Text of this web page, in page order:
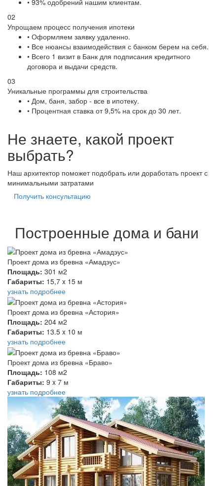
• 93% одобрений нашим клиентам.
02
Упрощаем процесс получения ипотеки
• Оформляем заявку удаленно.
• Все нюансы взаимодействия с банком берем на себя.
• Всего 1 визит в Банк для подписания кредитного
договора и выдачи средств.
03
Уникальные программы для строительства
• Дом, баня, забор - все в ипотеку.
• Процентная ставка от 9,5% на срок до 30 лет.
Не знаете, какой проект
выбрать?
Наш архитектор поможет подобрать или доработать проект с
минимальными затратами
Получить консультацию
Построенные дома и бани
Проект дома из бревна «Амадэус»
Площадь: 301 м2
Габариты: 15,7 x 15 м
узнать подробнее
Проект дома из бревна «Астория»
Площадь: 204 м2
Габариты: 13.5 x 10 м
узнать подробнее
Проект дома из бревна «Браво»
Площадь: 108 м2
Габариты: 9 x 7 м
узнать подробнее